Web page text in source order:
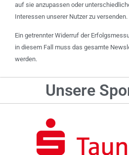
auf sie anzupassen oder
Interessen unserer Nutzer zu versenden.
Ein getrennter Widerruf der
in diesem Fall muss das gesamte
werden.
Unsere